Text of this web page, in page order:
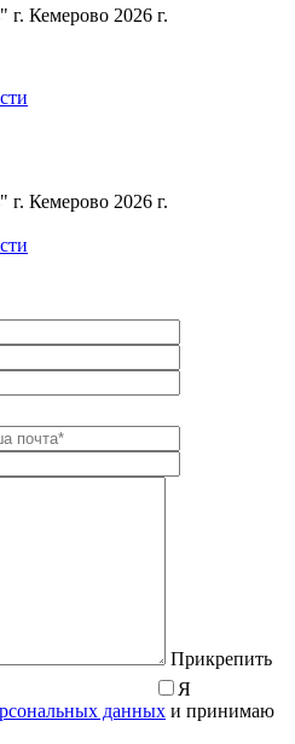
Кемерово 2026 г.
Кемерово 2026 г.
Прикрепить
Я
данных и принимаю